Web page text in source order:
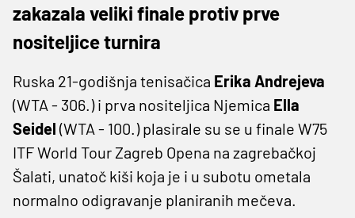
zakazala veliki finale protiv prve
nositeljice turnira
Ruska 21-godišnja tenisačica Erika Andrejeva
(WTA - 306.) i prva nositeljica Njemica Ella
Seidel (WTA - 100.) plasirale su se u finale W75
ITF World Tour Zagreb Opena na zagrebačkoj
Šalati, unatoč kiši koja je i u subotu ometala
normalno odigravanje planiranih mečeva.